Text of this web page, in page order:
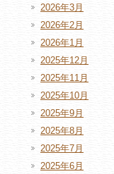
2026年3月
2026年2月
2026年1月
2025年12月
2025年11月
2025年10月
2025年9月
2025年8月
2025年7月
2025年6月